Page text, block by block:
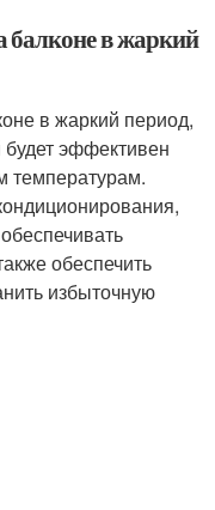
балконе в жаркий
в жаркий период,
эффективен
температурам.
обеспечить
избыточную